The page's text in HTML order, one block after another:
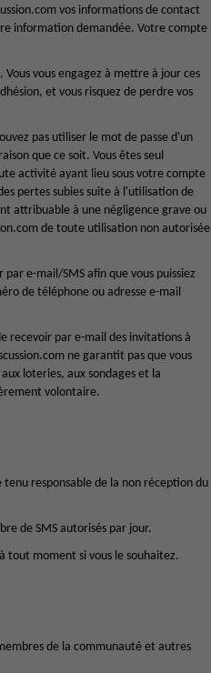
vos informations de contact
information demandée. Votre compte
vous engagez à mettre à jour ces
et vous risquez de perdre vos
pas utiliser le mot de passe d'un
que ce soit. Vous êtes seul
activité ayant lieu sous votre compte
pertes subies suite à l'utilisation de
attribuable à une négligence grave ou
de toute utilisation non autorisée
e-mail/SMS afin que vous puissiez
de téléphone ou adresse e-mail
recevoir par e-mail des invitations à
ne garantit pas que vous
loteries, aux sondages et la
volontaire.
tenu responsable de la non réception du
de SMS autorisés par jour.
tout moment si vous le souhaitez.
de la communauté et autres